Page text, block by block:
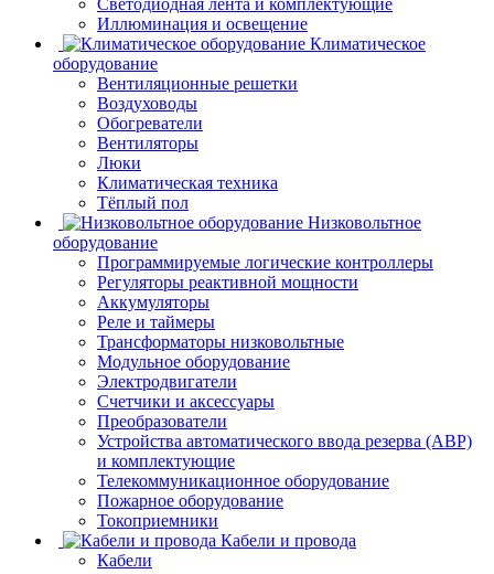
Иллюминация и освещение
Климатическое
оборудование
Вентиляционные решетки
Воздуховоды
Обогреватели
Вентиляторы
Люки
Климатическая техника
Тёплый пол
Низковольтное
оборудование
Программируемые логические контроллеры
Регуляторы реактивной мощности
Аккумуляторы
Реле и таймеры
Трансформаторы низковольтные
Модульное оборудование
Электродвигатели
Счетчики и аксессуары
Преобразователи
Устройства автоматического ввода резерва (АВР)
и комплектующие
Телекоммуникационное оборудование
Пожарное оборудование
Токоприемники
Кабели и провода
Кабели